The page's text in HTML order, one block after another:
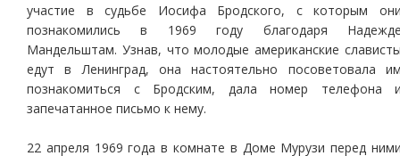
участие в судьбе Иосифа Бродского, с которым
познакомились в 1969 году благодаря
Мандельштам. Узнав, что молодые американские
едут в Ленинград, она настоятельно посоветовала
познакомиться с Бродским, дала номер телефона
запечатанное письмо к нему.
22 апреля 1969 года в комнате в Доме Мурузи перед